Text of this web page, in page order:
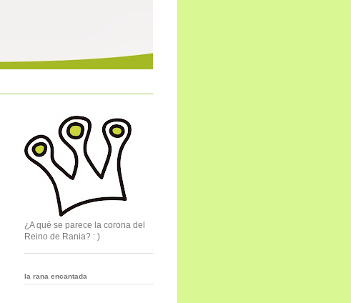
¿A qué se parece la corona del
Reino de Rania? : )
la rana encantada